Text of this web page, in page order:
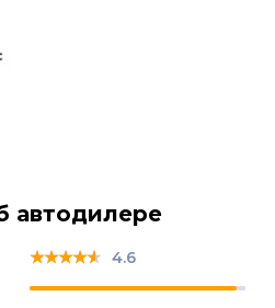
автодилере
★★★★★
★★★★★
★★★★★ 4.6